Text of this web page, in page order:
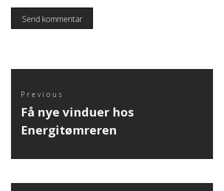
Previous
Previous
Få nye vinduer hos
Energitømreren